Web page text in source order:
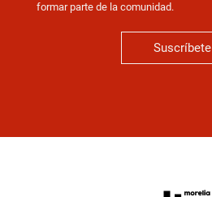
formar parte de la comunidad.
Suscríbete